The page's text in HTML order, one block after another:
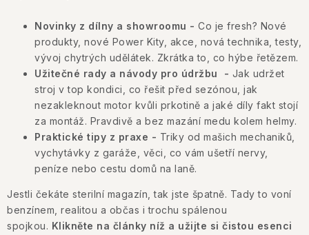
KONTAKTY
JAK NAKUPOVAT
OBCHODNÍ PODMÍNKY
NÁKUP NA SPLÁTKY ESSOX
Jak nakupovat
Obchodní podmínky
Podmínky ochrany osobních údajů
Novinky z dílny a showroomu - Co je fresh? Nové
produkty, nové Power Kity, akce, nová technika, testy,
vývoj chytrých udělátek. Zkrátka to, co hýbe řetězem.
Užitečné rady a návody pro údržbu - Jak udržet
stroj v top kondici, co řešit před sezónou, jak
nezakleknout motor kvůli prkotině a jaké díly fakt stojí
za montáž. Pravdivě a bez mazání medu kolem helmy.
Praktické tipy z praxe - Triky od mašich mechaniků,
vychytávky z garáže, věci, co vám ušetří nervy,
peníze nebo cestu domů na laně.
Jestli čekáte sterilní magazín, tak jste špatně. Tady to voní
benzínem, realitou a občas i trochu spálenou
spojkou. Klikněte na články níž a užijte si čistou esenci